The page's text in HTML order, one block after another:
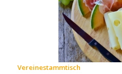
Vereinestammtisch